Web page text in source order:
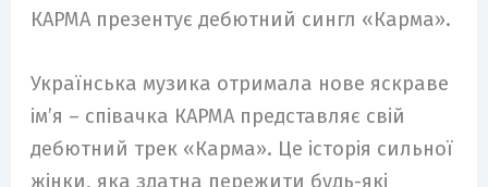
КАРМА презентує дебютний сингл «Карма».
Українська музика отримала нове яскраве
ім’я – співачка КАРМА представляє свій
дебютний трек «Карма». Це історія сильної
жінки, яка здатна пережити будь-які